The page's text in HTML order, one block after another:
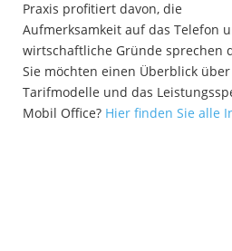
Praxis profitiert davon, die
Aufmerksamkeit auf das Telefon
wirtschaftliche Gründe sprechen
Sie möchten einen Überblick
Tarifmodelle und das
Mobil Office? Hier finden Sie alle